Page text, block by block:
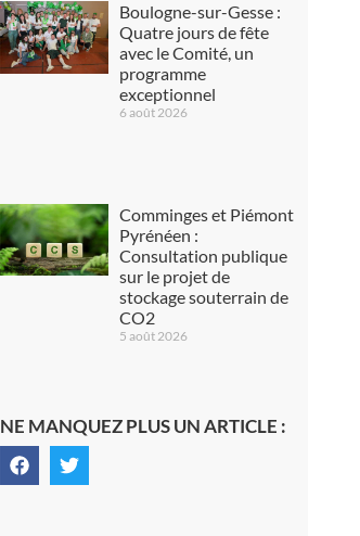
Boulogne-sur-Gesse :
Quatre jours de fête
avec le Comité, un
programme
exceptionnel
6 août 2026
Comminges et Piémont
Pyrénéen :
Consultation publique
sur le projet de
stockage souterrain de
CO2
5 août 2026
NE MANQUEZ PLUS UN ARTICLE :